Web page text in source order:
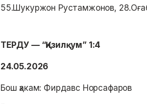
55.Шукуржон Рустамжонов,
ТEРДУ — “Қизилқум” 1:4
24.05.2026
Бош ҳакам: Фирдавс Норсафаров